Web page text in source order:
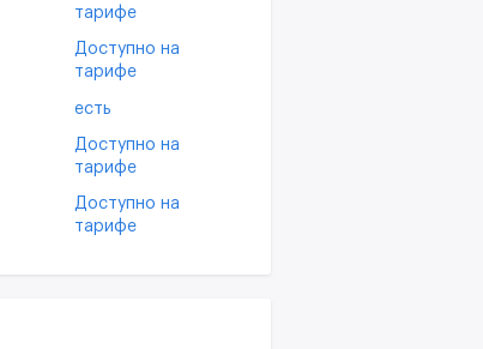
тарифе
Доступно на
тарифе
есть
Доступно на
тарифе
Доступно на
тарифе